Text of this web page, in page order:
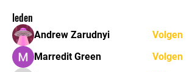
leden
Andrew Zarudnyi
Volgen
Marredit Green
Volgen